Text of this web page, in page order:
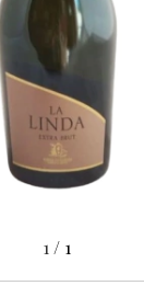
1 / 1